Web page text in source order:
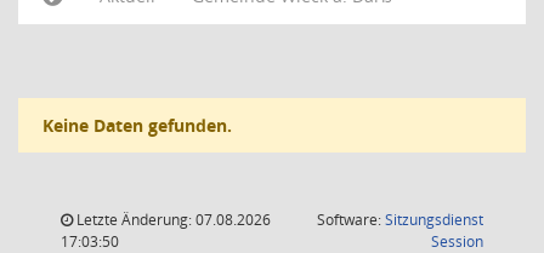
Keine Daten gefunden.
Letzte Änderung: 07.08.2026
17:03:50
Software:Sitzungsdienst
Session(Wird in